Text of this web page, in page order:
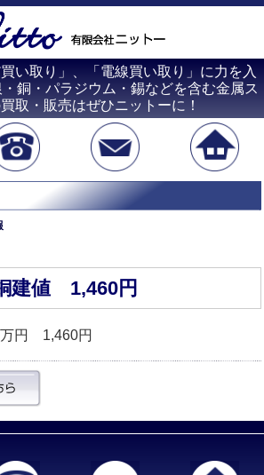
い取り」、「電線買い取り」に力を入
銅・パラジウム・錫などを含む金属ス
取・販売はぜひニットーに！
建値 1,460円
円 1,460円